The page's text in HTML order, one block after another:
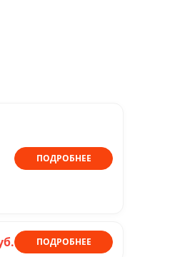
ПОДРОБНЕЕ
ПОДРОБНЕЕ